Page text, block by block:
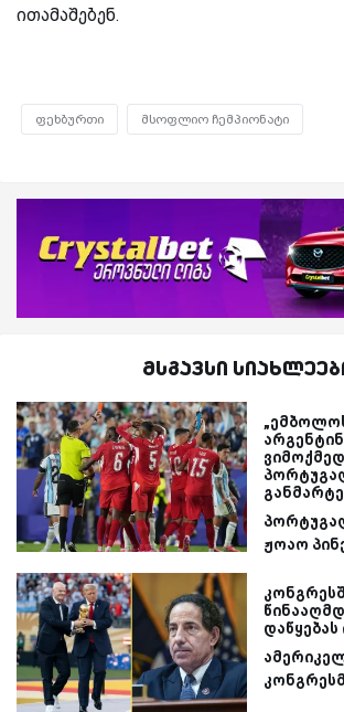
ითამაშებენ.
ფეხბურთი მსოფლიო ჩემპიონატი
მსგავსი
ჟოაო